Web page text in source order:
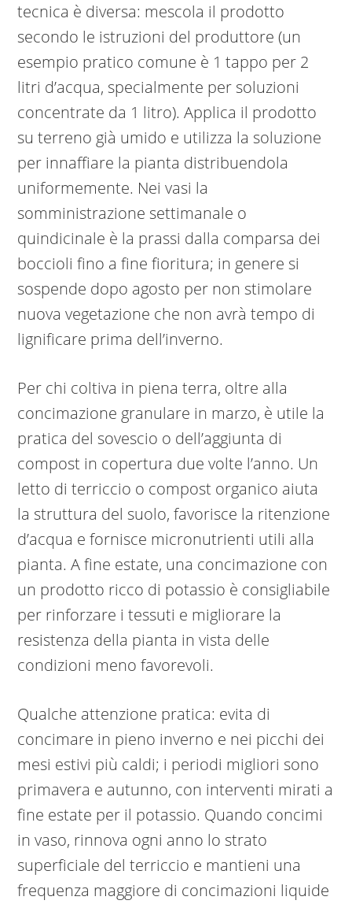
tecnica è diversa: mescola il prodotto
secondo le istruzioni del produttore (un
esempio pratico comune è 1 tappo per 2
litri d’acqua, specialmente per soluzioni
concentrate da 1 litro). Applica il prodotto
su terreno già umido e utilizza la soluzione
per innaffiare la pianta distribuendola
uniformemente. Nei vasi la
somministrazione settimanale o
quindicinale è la prassi dalla comparsa dei
boccioli fino a fine fioritura; in genere si
sospende dopo agosto per non stimolare
nuova vegetazione che non avrà tempo di
lignificare prima dell’inverno.
Per chi coltiva in piena terra, oltre alla
concimazione granulare in marzo, è utile la
pratica del sovescio o dell’aggiunta di
compost in copertura due volte l’anno. Un
letto di terriccio o compost organico aiuta
la struttura del suolo, favorisce la ritenzione
d’acqua e fornisce micronutrienti utili alla
pianta. A fine estate, una concimazione con
un prodotto ricco di potassio è consigliabile
per rinforzare i tessuti e migliorare la
resistenza della pianta in vista delle
condizioni meno favorevoli.
Qualche attenzione pratica: evita di
concimare in pieno inverno e nei picchi dei
mesi estivi più caldi; i periodi migliori sono
primavera e autunno, con interventi mirati a
fine estate per il potassio. Quando concimi
in vaso, rinnova ogni anno lo strato
superficiale del terriccio e mantieni una
frequenza maggiore di concimazioni liquide